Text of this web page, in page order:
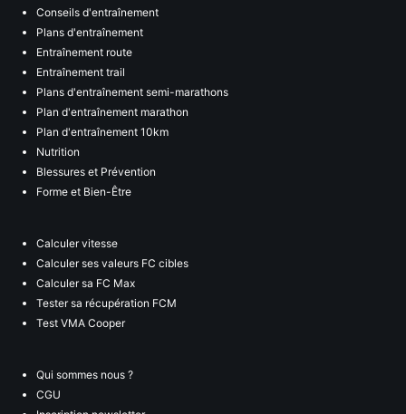
Conseils d'entraînement
Plans d'entraînement
Entraînement route
Entraînement trail
Plans d'entraînement semi-marathons
Plan d'entraînement marathon
Plan d'entraînement 10km
Nutrition
Blessures et Prévention
Forme et Bien-Être
Calculer vitesse
Calculer ses valeurs FC cibles
Calculer sa FC Max
Tester sa récupération FCM
Test VMA Cooper
Qui sommes nous ?
CGU